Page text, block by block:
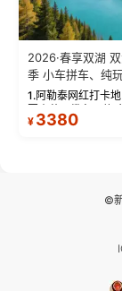
2026·春享双湖
季 小车拼车、纯玩
1.阿勒泰网红打卡
军山落日缆车，体
将军山，夕阳派对
¥ 3380
©